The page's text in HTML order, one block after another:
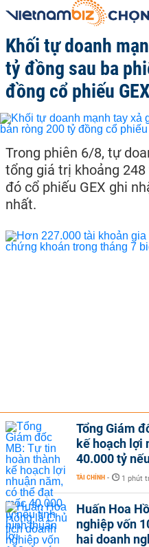
Khối tự doanh
tỷ đồng sau ba
đồng cổ phiếu
Trong phiên 6/8, tự
tổng giá trị khoảng
đó cổ phiếu GEX ghi
nhất.
Tổng Giám
kế hoạch lợi
40.000 tỷ
TÀI CHÍNH - 1 phút
Huấn Hoa
nghiệp vốn
hai doanh